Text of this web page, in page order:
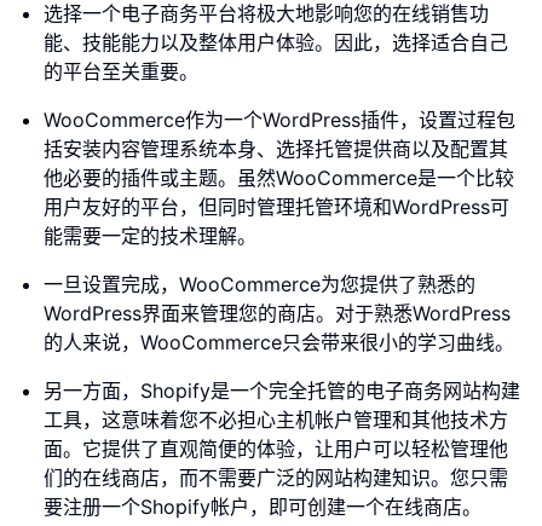
选择一个电子商务平台将极大地影响您的在线销售功
能、技能能力以及整体用户体验。因此，选择适合自己
的平台至关重要。
WooCommerce作为一个WordPress插件，设置过程包
括安装内容管理系统本身、选择托管提供商以及配置其
他必要的插件或主题。虽然WooCommerce是一个比较
用户友好的平台，但同时管理托管环境和WordPress可
能需要一定的技术理解。
一旦设置完成，WooCommerce为您提供了熟悉的
WordPress界面来管理您的商店。对于熟悉WordPress
的人来说，WooCommerce只会带来很小的学习曲线。
另一方面，Shopify是一个完全托管的电子商务网站构建
工具，这意味着您不必担心主机帐户管理和其他技术方
面。它提供了直观简便的体验，让用户可以轻松管理他
们的在线商店，而不需要广泛的网站构建知识。您只需
要注册一个Shopify帐户，即可创建一个在线商店。